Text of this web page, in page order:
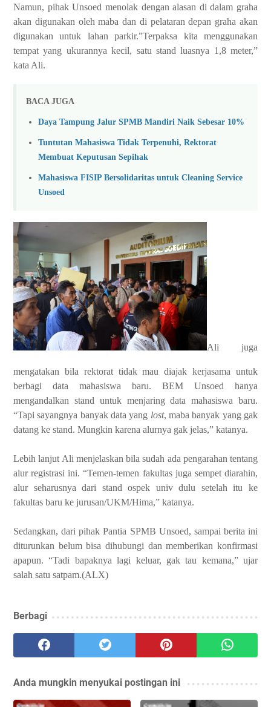
Namun, pihak Unsoed menolak dengan alasan di dalam graha
akan digunakan oleh maba dan di pelataran depan graha akan
digunakan untuk lahan parkir.”Terpaksa kita menggunakan
tempat yang ukurannya kecil, satu stand luasnya 1,8 meter,”
kata Ali.
BACA JUGA
Daya Tampung Jalur SPMB Mandiri Naik Sebesar 10%
Tuntutan Mahasiswa Tidak Terpenuhi, Rektorat
Membuat Keputusan Sepihak
Mahasiswa FISIP Bersolidaritas untuk Cleaning Service
Unsoed
Ali juga
mengatakan bila rektorat tidak mau diajak kerjasama untuk
berbagi data mahasiswa baru. BEM Unsoed hanya
mengandalkan stand untuk menjaring data mahasiswa baru.
“Tapi sayangnya banyak data yang lost, maba banyak yang gak
datang ke stand. Mungkin karena alurnya gak jelas,” katanya.
Lebih lanjut Ali menjelaskan bila sudah ada pengarahan tentang
alur registrasi ini. “Temen-temen fakultas juga sempet diarahin,
alur seharusnya dari stand ospek univ dulu setelah itu ke
fakultas baru ke jurusan/UKM/Hima,” katanya.
Sedangkan, dari pihak Pantia SPMB Unsoed, sampai berita ini
diturunkan belum bisa dihubungi dan memberikan konfirmasi
apapun. “Tadi bapaknya lagi keluar, gak tau kemana,” ujar
salah satu satpam.(ALX)
Berbagi
Anda mungkin menyukai postingan ini